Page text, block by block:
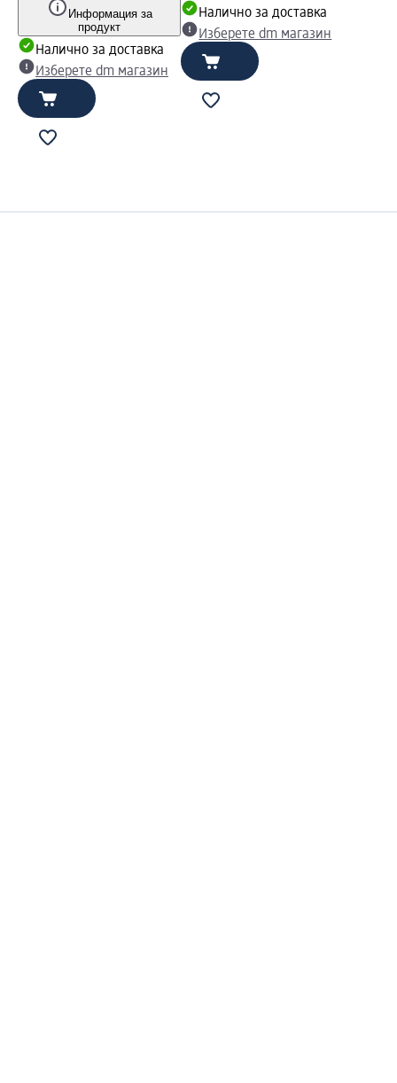
Информация за
продукт
Налично за доставка
Изберете dm магазин
Налично за доставка
Изберете dm магазин